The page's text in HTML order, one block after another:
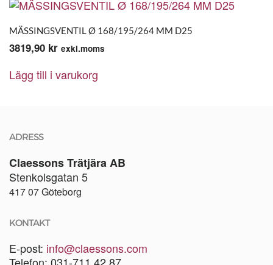
MÄSSINGSVENTIL Ø 168/195/264 MM D25
3819,90 kr exkl.moms
Lägg till i varukorg
ADRESS
Claessons Trätjära AB
Stenkolsgatan 5
417 07 Göteborg
KONTAKT
E-post: info@claessons.com